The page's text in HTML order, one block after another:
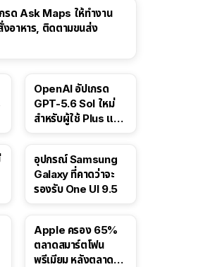
รด Ask Maps ให้ทำงาน
งอาหาร, ติดตามขนส่ง
OpenAI อัปเกรด
GPT-5.6 Sol ใหม่
สำหรับผู้ใช้ Plus และ
อุปกรณ์ Samsung
Galaxy ที่คาดว่าจะ
รองรับ One UI 9.5
Apple ครอง 65%
ตลาดสมาร์ตโฟน
พรีเมียม หลังตลาดทำ